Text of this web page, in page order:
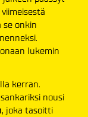
onkin
lukemin
kerran.
nousi
, joka tasoitti